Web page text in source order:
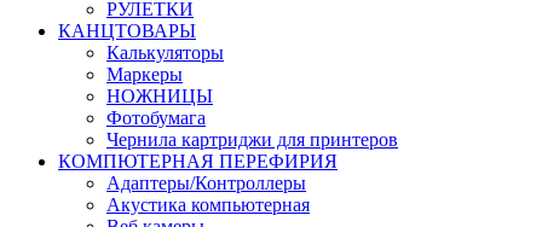
РУЛЕТКИ
КАНЦТОВАРЫ
Калькуляторы
Маркеры
НОЖНИЦЫ
Фотобумага
Чернила картриджи для принтеров
КОМПЮТЕРНАЯ ПЕРЕФИРИЯ
Адаптеры/Контроллеры
Акустика компьютерная